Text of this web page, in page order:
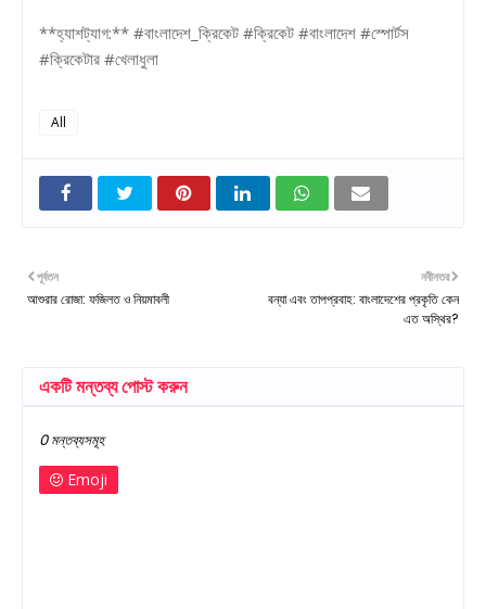
**হ্যাশট্যাগ:** #বাংলাদেশ_ক্রিকেট #ক্রিকেট #বাংলাদেশ #স্পোর্টস
#ক্রিকেটার #খেলাধুলা
All
নবীনতর
বন্যা এবং তাপপ্রবাহ: বাংলাদেশের প্রকৃতি কেন
এত অস্থির?
পূর্বতন
আশুরার রোজা: ফজিলত ও নিয়মাবলী
একটি মন্তব্য পোস্ট করুন
0 মন্তব্যসমূহ
Emoji